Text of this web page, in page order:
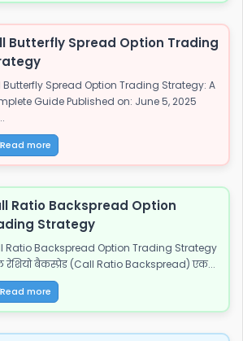
Butterfly Spread Option Trading
Butterfly Spread Option Trading Strategy: A
Guide Published on: June 5, 2025
Read more
Ratio Backspread Option
Strategy
Ratio Backspread Option Trading Strategy
रेशियो बैकस्प्रेड (Call Ratio Backspread) एक...
Read more